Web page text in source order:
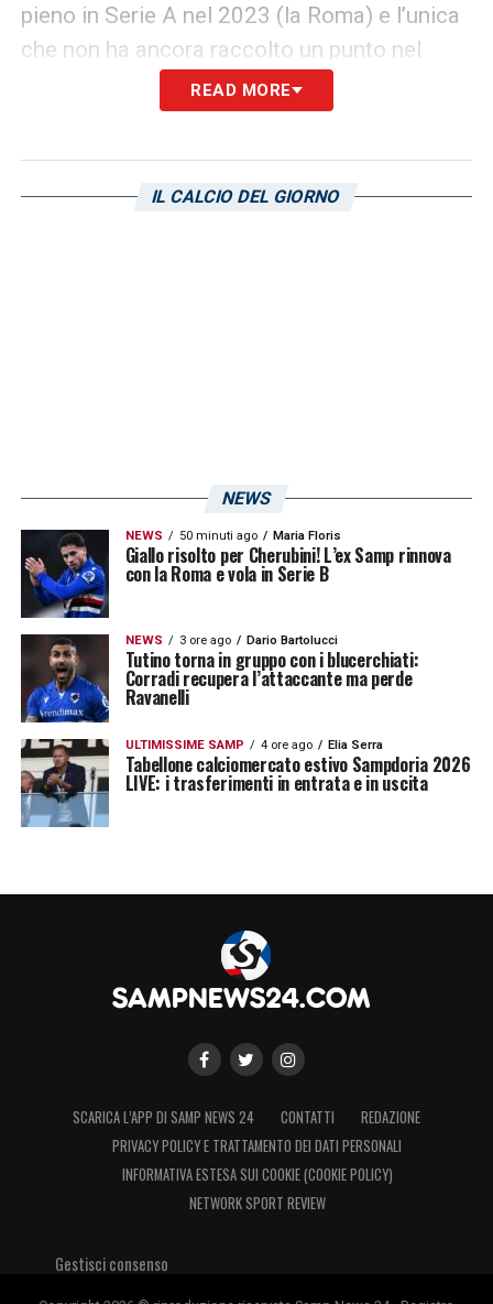
pieno in Serie A nel 2023 (la Roma) e l’unica
che non ha ancora raccolto un punto nel
nuovo anno solare (la Sampdoria). In questo
periodo le giallorosse vantano inoltre il
(19 gol segnati) mentre le blucerchiate la
READ MORE
IL CALCIO DEL GIORNO
NEWS
NEWS 50 minuti ago Maria Floris
Giallo risolto per Cherubini! L’ex Samp rinnova
con la Roma e vola in Serie B
NEWS 3 ore ago Dario Bartolucci
Tutino torna in gruppo con i blucerchiati:
Corradi recupera l’attaccante ma perde
Ravanelli
ULTIMISSIME SAMP 4 ore ago Elia Serra
Tabellone calciomercato estivo Sampdoria 2026
LIVE: i trasferimenti in entrata e in uscita
SCARICA L’APP DI SAMP NEWS 24 CONTATTI
REDAZIONE
PRIVACY POLICY E TRATTAMENTO DEI DATI PERSONALI
INFORMATIVA ESTESA SUI COOKIE (COOKIE POLICY)
NETWORK SPORT REVIEW
Gestisci consenso